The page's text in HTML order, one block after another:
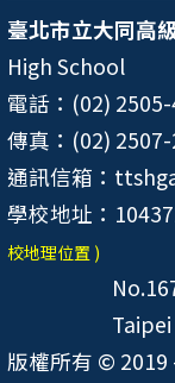
臺北市立大同高
High School
電話：(02)
傳真：(02)
通訊信箱：
學校地址：
校地理位置 )
版權所有 © 2019